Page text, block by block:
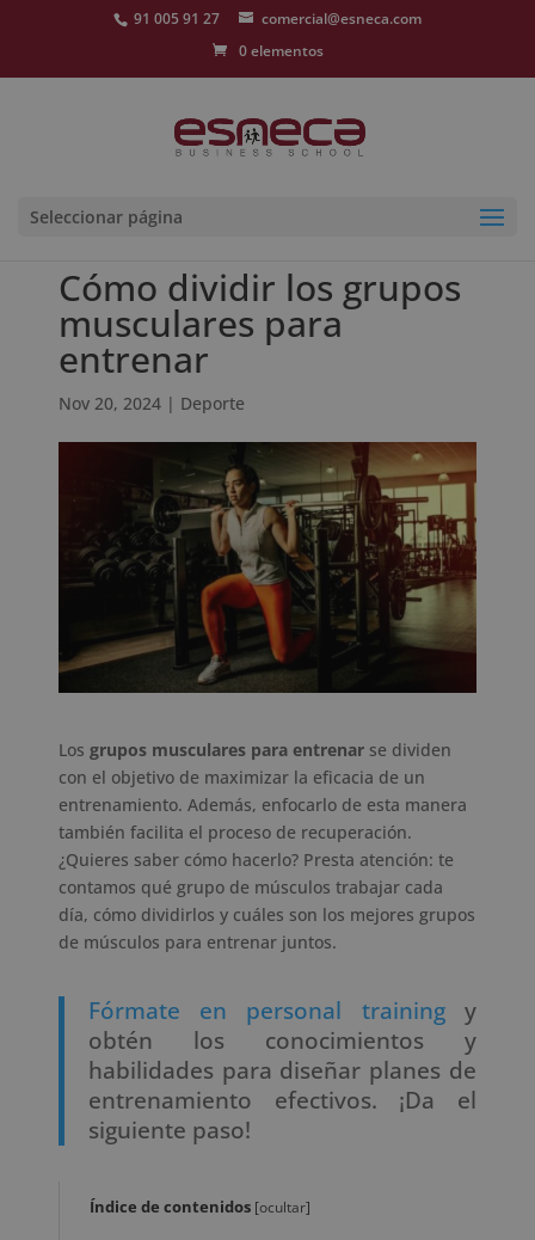
91 005 91 27
comercial@esneca.com
0 elementos
Seleccionar página
Cómo dividir los grupos
musculares para
entrenar
Nov 20, 2024| Deporte
Los grupos musculares para entrenarse dividen
con el objetivo de maximizar la eficacia de un
entrenamiento. Además, enfocarlo de esta manera
también facilita el proceso de recuperación.
¿Quieres saber cómo hacerlo? Presta atención: te
contamos qué grupo de músculos trabajar cada
día, cómo dividirlos y cuáles son los mejores grupos
de músculos para entrenar juntos.
Fórmate en personal trainingy
obtén los conocimientos y
habilidades para diseñar planes de
entrenamiento efectivos. ¡Da el
siguiente paso!
Índice de contenidos [ocultar]